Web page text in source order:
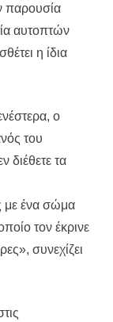
παρουσία
αυτοπτών
η ίδια
ο
του
διέθετε τα
με ένα σώμα
τον έκρινε
συνεχίζει